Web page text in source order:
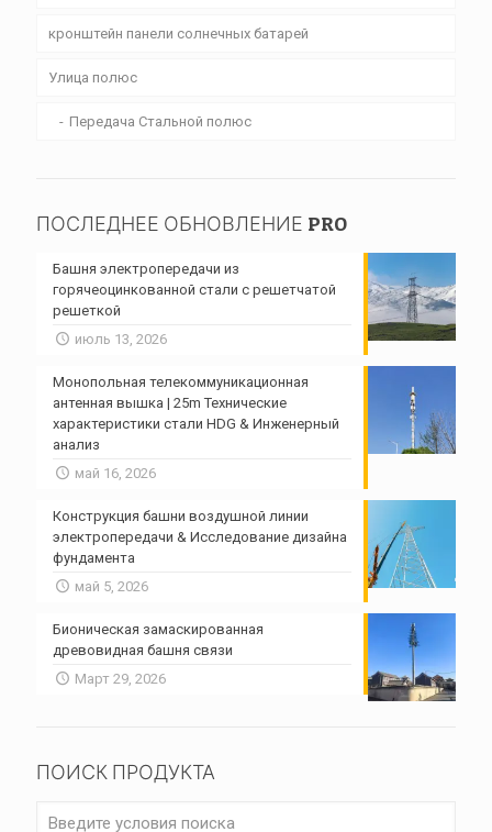
кронштейн панели солнечных батарей
Улица полюс
Передача Стальной полюс
ПОСЛЕДНЕЕ ОБНОВЛЕНИЕ PRO
Башня электропередачи из
горячеоцинкованной стали с решетчатой ​​
решеткой
июль 13, 2026
Монопольная телекоммуникационная
антенная вышка | 25m Технические
характеристики стали HDG & Инженерный
анализ
май 16, 2026
Конструкция башни воздушной линии
электропередачи & Исследование дизайна
фундамента
май 5, 2026
Бионическая замаскированная
древовидная башня связи
Март 29, 2026
ПОИСК ПРОДУКТА